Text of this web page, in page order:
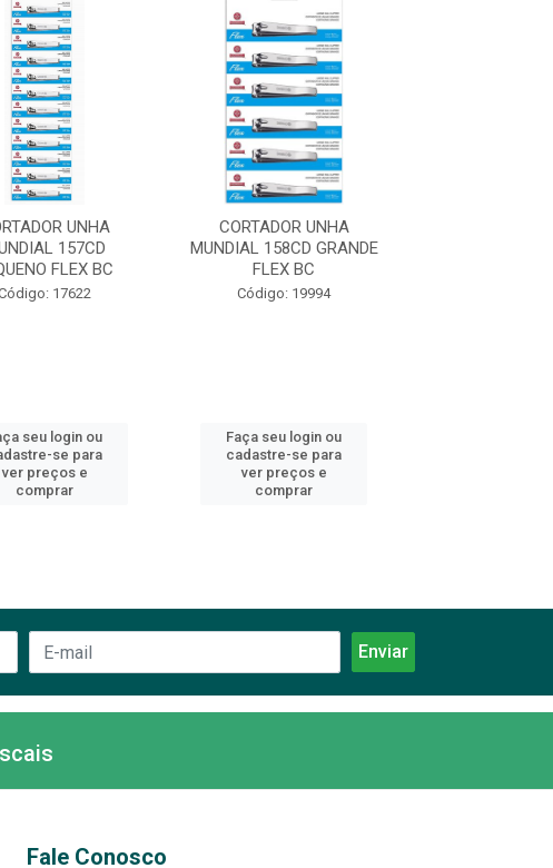
UNHA
157CD
FLEX BC
17622
seu login ou
se para
ver preços e
comprar
CORTADOR UNHA
MUNDIAL 158CD GRANDE
FLEX BC
Código: 19994
Faça seu login ou
cadastre-se para
ver preços e
comprar
Fale Conosco